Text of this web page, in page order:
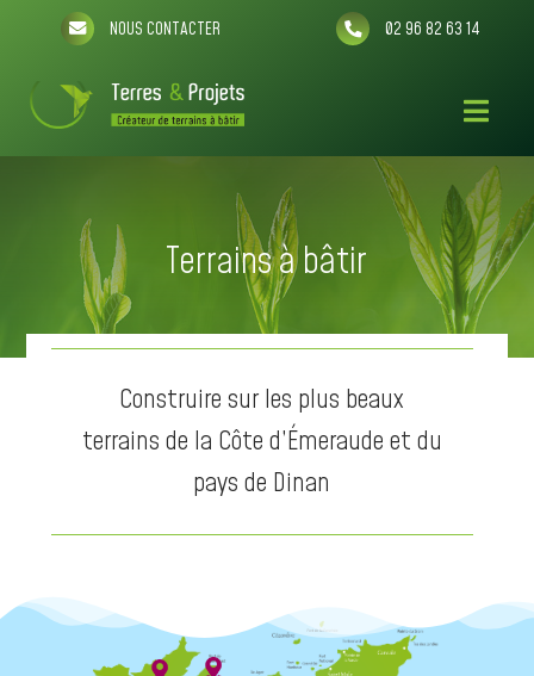
NOUS CONTACTER 02 96 82 63 14
Terrains à bâtir
Construire sur les plus beaux
terrains de la Côte d’Émeraude et du
pays de Dinan